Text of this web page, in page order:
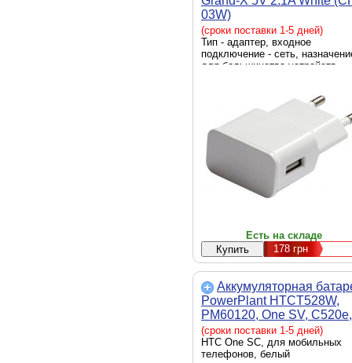
03W)
(сроки поставки 1-5 дней)
Тип - адаптер, входное
подключение - сеть,
для большинства устройств,
тип выходного подключения -
USB, выходной ток - 2.1 А,
количество USB портов -
Есть на складе
178грн
Аккумуляторная
PowerPlant HTCT528W,
PM60120, One SV, C520e,
C525E, C525C
(DV00DV6202)
(сроки поставки 1-5 дней)
HTC One SC, для мобильных
телефонов, белый